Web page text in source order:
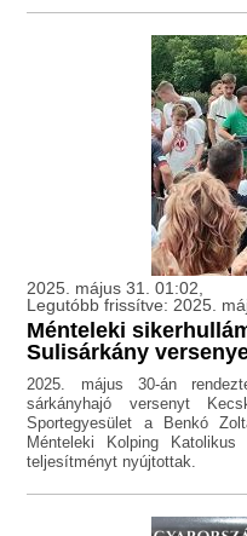
2025. május 31. 01:02,
Legutóbb frissítve: 2025.
Ménteleki
Sulisárkány
2025. május 30-án
sárkányhajó versenyt
Sportegyesület a Benkó
Ménteleki Kolping
teljesítményt nyújtottak.